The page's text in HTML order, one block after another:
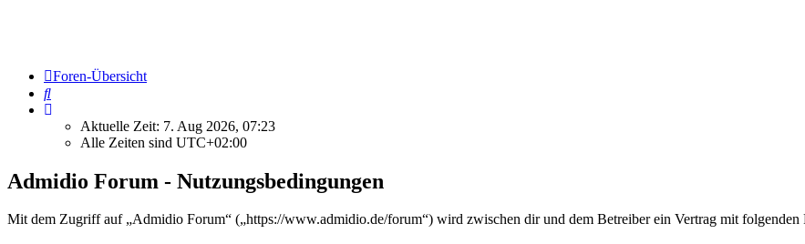
Foren-Übersicht
Suche
Aktuelle Zeit: 7. Aug 2026, 07:23
Alle Zeiten sind UTC+02:00
Admidio Forum - Nutzungsbedingungen
Mit dem Zugriff auf „Admidio Forum“ („https://www.admidio.de/forum“) wird zwischen dir und dem Betreiber ein Vertrag mit folgenden